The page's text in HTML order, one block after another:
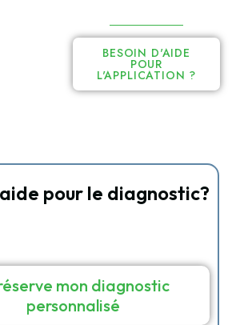
BESOIN D'AIDE
POUR
L'APPLICATION ?
pour le diagnostic?
mon diagnostic
personnalisé